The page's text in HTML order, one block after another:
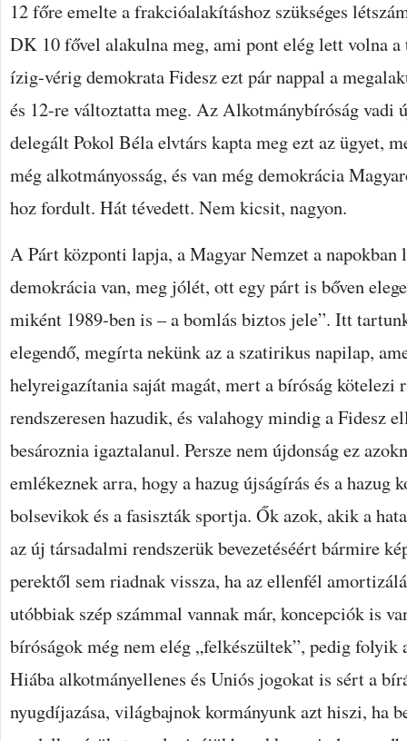
12 főre emelte a frakcióalakításhoz szükséges
DK 10 fővel alakulna meg, ami pont elég lett volna a
ízig-vérig demokrata Fidesz ezt pár nappal a
és 12-re változtatta meg. Az Alkotmánybíróság vadi
delegált Pokol Béla elvtárs kapta meg ezt az ügyet,
még alkotmányosság, és van még demokrácia
hoz fordult. Hát tévedett. Nem kicsit, nagyon.
A Párt központi lapja, a Magyar Nemzet a napokban
demokrácia van, meg jólét, ott egy párt is bőven
miként 1989-ben is – a bomlás biztos jele”. Itt
elegendő, megírta nekünk az a szatirikus napilap,
helyreigazítania saját magát, mert a bíróság kötelezi
rendszeresen hazudik, és valahogy mindig a Fidesz
besároznia igaztalanul. Persze nem újdonság ez
emlékeznek arra, hogy a hazug újságírás és a hazug
bolsevikok és a fasiszták sportja. Ők azok, akik a
az új társadalmi rendszerük bevezetéséért bármire
perektől sem riadnak vissza, ha az ellenfél
utóbbiak szép számmal vannak már, koncepciók is
bíróságok még nem elég „felkészültek”, pedig folyik
Hiába alkotmányellenes és Uniós jogokat is sért a
nyugdíjazása, világbajnok kormányunk azt hiszi, ha